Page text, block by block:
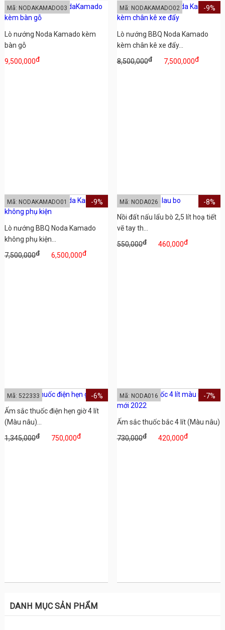
Lò nướng Noda Kamado kèm
bàn gỗ
9,500,000đ
Mã: NODAKAMADO03
Lò nướng BBQ Noda Kamado
kèm chân kê xe đẩy...
8,500,000đ 7,500,000đ
-9%
Mã: NODAKAMADO02
Lò nướng BBQ Noda Kamado
không phụ kiện...
7,500,000đ 6,500,000đ
-9%
Mã: NODAKAMADO01
Nồi đất nấu lẩu bò 2,5 lít hoạ tiết
vẽ tay th...
550,000đ 460,000đ
-8%
Mã: NODA026
Ấm sắc thuốc điện hẹn giờ 4 lít
(Màu nâu)...
1,345,000đ 750,000đ
-6%
Mã: 522333
Ấm sắc thuốc bắc 4 lít (Màu nâu)
730,000đ 420,000đ
-7%
Mã: NODA016
DANH MỤC SẢN PHẨM